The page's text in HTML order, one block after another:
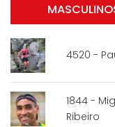
4520 -
1844 -
Ribeiro